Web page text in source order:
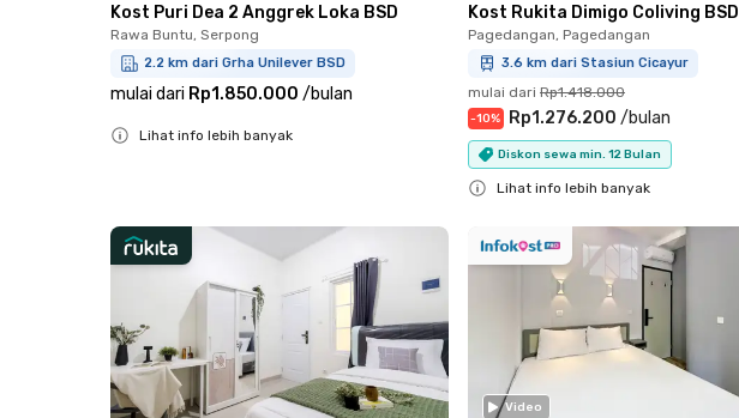
Kost Puri Dea 2 Anggrek Loka BSD
Rawa Buntu, Serpong
2.2 km dari Grha Unilever BSD
mulai dari Rp1.850.000 /bulan
Lihat info lebih banyak
Kost Rukita Dimigo Coliving BSD
Pagedangan, Pagedangan
3.6 km dari Stasiun Cicayur
mulai dari Rp1.418.000
-10% Rp1.276.200 /bulan
Diskon sewa min. 12 Bulan
Lihat info lebih banyak
Video